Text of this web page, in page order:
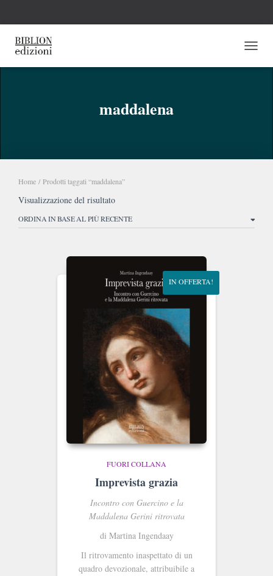
maddalena
Home / Prodotti taggati “maddalena”
Visualizzazione del risultato
IN OFFERTA!
FUORI COLLANA
Imprevista grazia
Incontro con Guercino e la
Maddalena Gerini ritrovata
di Martina Ingendaay
Il ritrovamento inaspettato di un
quadro devozionale, attribuibile a